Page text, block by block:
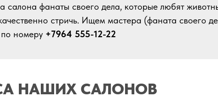
салона фанаты своего дела, которые любят
стричь. Ищем мастера (фаната своего
номеру +7964 555-12-22
НАШИХ САЛОНОВ